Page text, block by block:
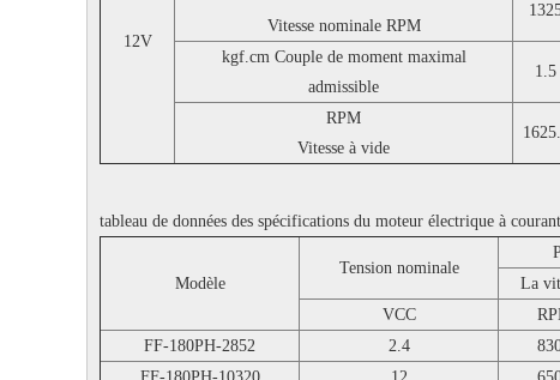
12V
Vitesse nominale RPM
kgf.cm Couple de moment maximal
admissible
1.5
RPM
Vitesse à vide
tableau de données des spécifications du moteur électrique à
Modèle
Tension nominale
La
VCC
FF-180PH-2852
2.4